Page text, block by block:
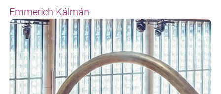
Emmerich Kálmán